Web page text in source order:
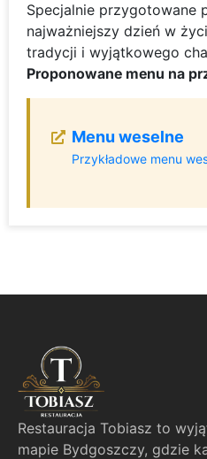
Specjalnie przygotowane
najważniejszy dzień w
tradycji i wyjątkowego
Proponowane menu na
Menu weselne
Przykładowe menu
Restauracja Tobiasz to
mapie Bydgoszczy, gdzie